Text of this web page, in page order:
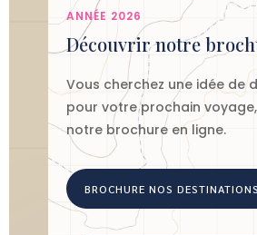
ANNÉE 2026
Découvrir notre
Vous cherchez une idée de
pour votre prochain
notre brochure en ligne.
BROCHURE NOS